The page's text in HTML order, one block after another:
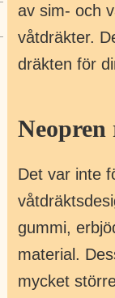
av sim- och
våtdräkter.
dräkten för
Det var inte
gummi,
material.
mycket